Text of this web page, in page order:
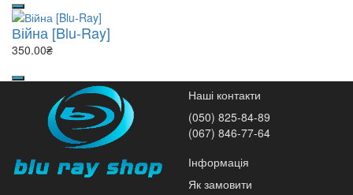
Війна [Blu-Ray]
350.00₴
Наші контакти
(050) 825-84-89
(067) 846-77-64
Інформація
Як замовити